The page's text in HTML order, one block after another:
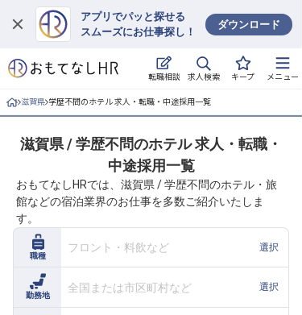
アプリでパッと探せる
スムーズにお仕事探し！
ダウンロード
転職相談 求人検索 キープ メニュー
ログイン
求人・施設を探す
就職・転職 合同説明会
おもてなしHRについて
ご利用の流れ
よくある質問
滋賀県 学歴不問のホテル 求人・転職・中途採用一覧
滋賀県 / 学歴不問のホテル 求人・転職・
中途採用一覧
おもてなしHRでは、滋賀県 / 学歴不問のホテル・旅
館などの宿泊業界のお仕事を多数ご紹介いたしま
す。
職種
フロント・料飲など 選択
勤務地
全国または市区町村など 選択